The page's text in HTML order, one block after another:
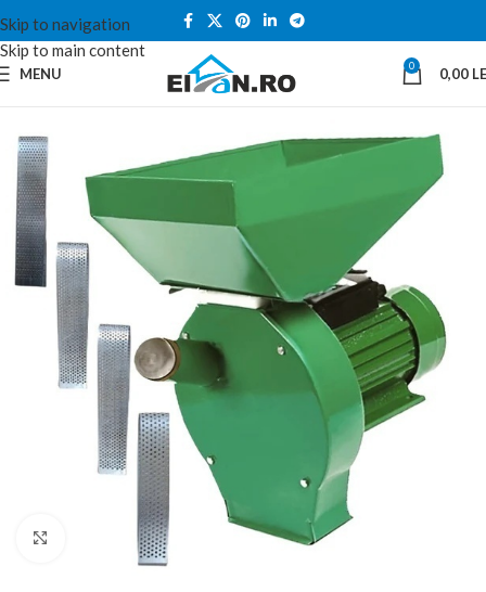
Skip to navigation
Skip to main content
MENU 0 0,00
Click to enlarge